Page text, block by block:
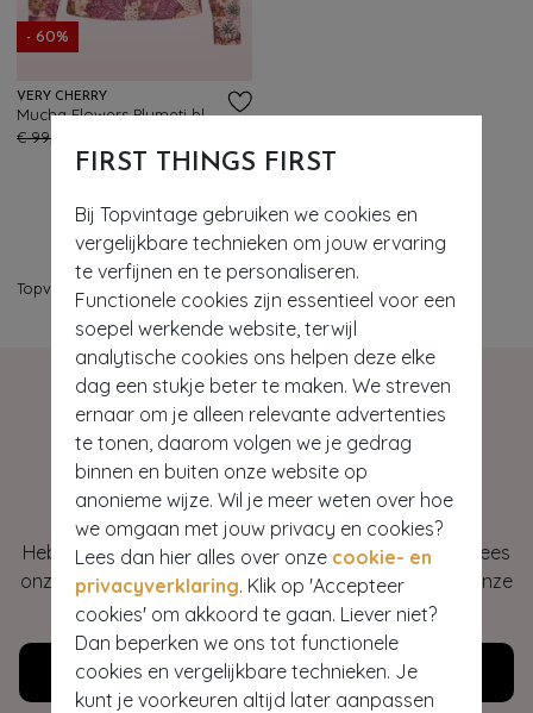
FIRST THINGS FIRST
Bij Topvintage gebruiken we cookies en
vergelijkbare technieken om jouw ervaring
te verfijnen en te personaliseren.
Functionele cookies zijn essentieel voor een
soepel werkende website, terwijl
analytische cookies ons helpen deze elke
dag een stukje beter te maken. We streven
ernaar om je alleen relevante advertenties
te tonen, daarom volgen we je gedrag
binnen en buiten onze website op
anonieme wijze. Wil je meer weten over hoe
we omgaan met jouw privacy en cookies?
Lees dan hier alles over onze cookie- en
privacyverklaring. Klik op 'Accepteer
cookies' om akkoord te gaan. Liever niet?
Dan beperken we ons tot functionele
cookies en vergelijkbare technieken. Je
kunt je voorkeuren altijd later aanpassen
- 60%
VERY CHERRY
Mucha Flowers Plumeti blouse in roze
€ 99,95
Topvintage Deals - tops
Hey gorgeous
Heb je vragen of heb je hulp nodig bij je bestelling? Lees
onze veelgestelde vragen of neem contact op met onze
klantenservice. Wij helpen je graag!
Klantenservice